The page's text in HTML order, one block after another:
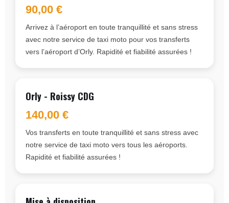
90,00 €
Arrivez à l’aéroport en toute tranquillité et sans stress
avec notre service de taxi moto pour vos transferts
vers l’aéroport d’Orly. Rapidité et fiabilité assurées !
Orly - Roissy CDG
140,00 €
Vos transferts en toute tranquillité et sans stress avec
notre service de taxi moto vers tous les aéroports.
Rapidité et fiabilité assurées !